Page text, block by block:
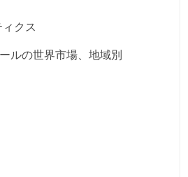
クス
ルの世界市場、地域別